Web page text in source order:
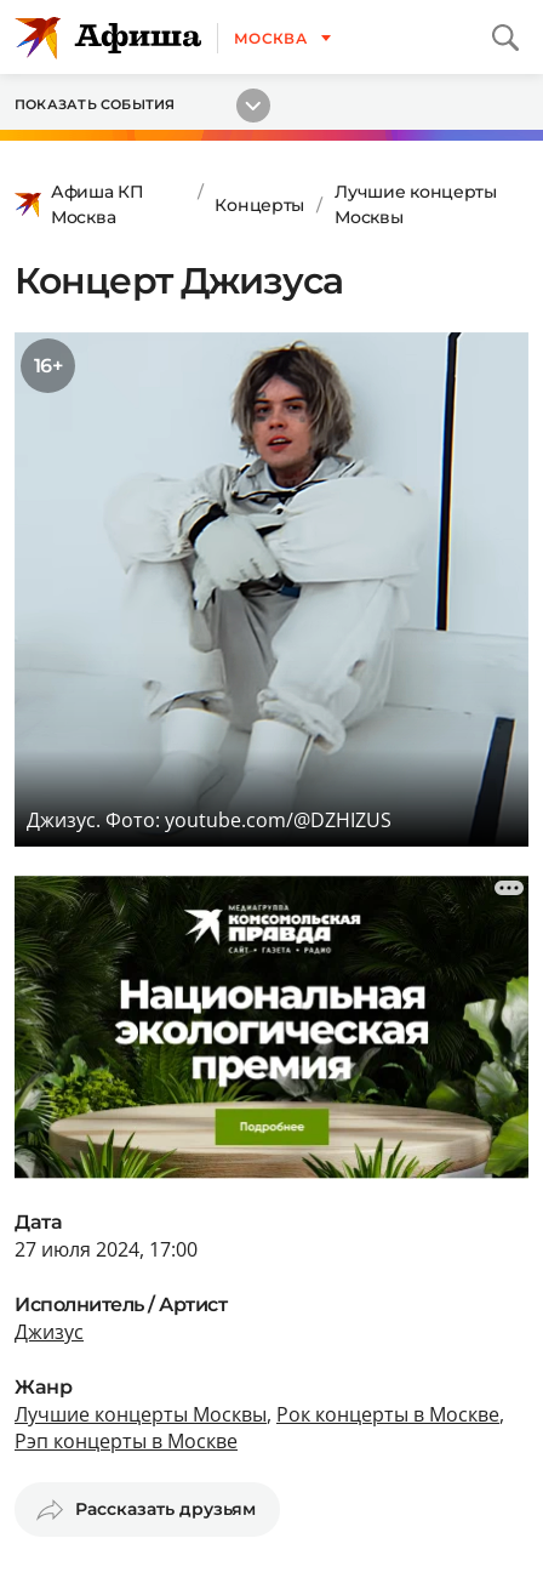
МОСКВА
ПОКАЗАТЬ СОБЫТИЯ
Афиша КП
Москва
Концерты
Лучшие концерты
Москвы
Концерт Джизуса
16+
Джизус. Фото: youtube.com/@DZHIZUS
Дата
27 июля 2024, 17:00
Исполнитель / Артист
Джизус
Жанр
Лучшие концерты Москвы, Рок концерты в Москве,
Рэп концерты в Москве
Рассказать друзьям